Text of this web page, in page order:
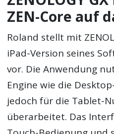
ZEN-Core auf
Roland stellt mit
iPad-Version seines
vor. Die Anwendung
Engine wie die
jedoch für die Tablet-
überarbeitet. Das